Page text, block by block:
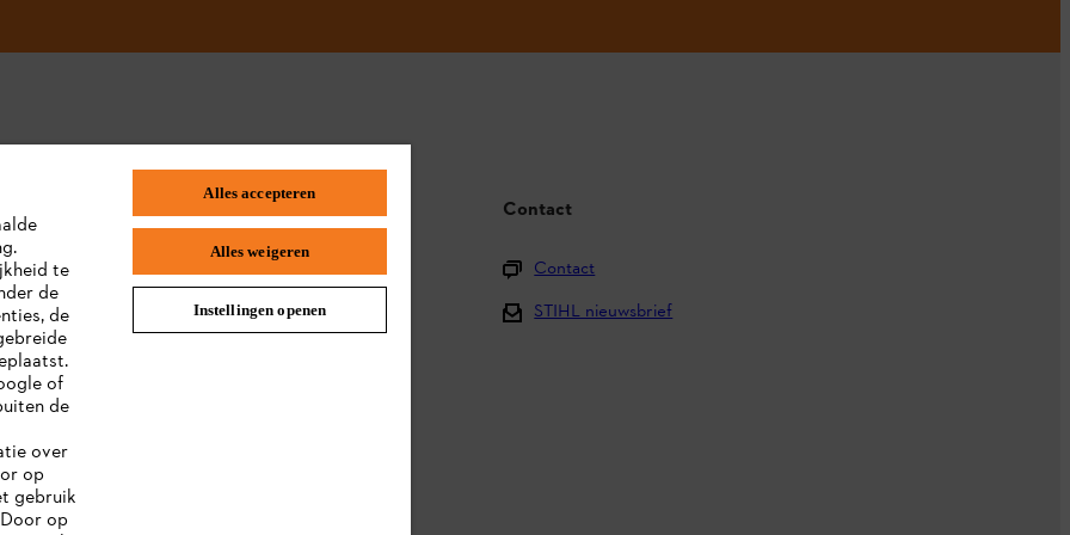
STIHL FAQ
Productregistratie
Onderdelen en assortiment
Contact
Contact
STIHL nieuwsbrief
te
de
de
of
de
over
op
gebruik
op
Alles accepteren
Alles weigeren
Instellingen openen